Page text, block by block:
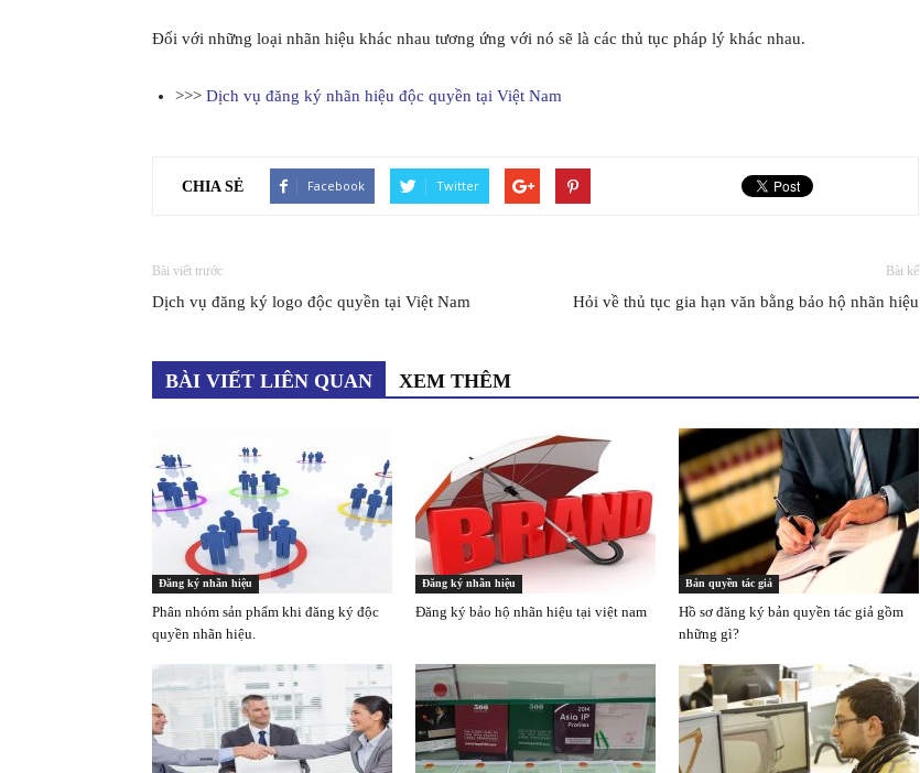
Đối với những loại nhãn hiệu khác nhau tương ứng với nó sẽ là các thủ tục pháp lý khác nhau.
>>> Dịch vụ đăng ký nhãn hiệu độc quyền tại Việt Nam
CHIA SẺ Facebook Twitter
Bài viết trước
Dịch vụ đăng ký logo độc quyền tại Việt Nam
Bài kế
Hỏi về thủ tục gia hạn văn bằng bảo hộ nhãn hiệu
BÀI VIẾT LIÊN QUAN XEM THÊM
Đăng ký nhãn hiệu
​Phân nhóm sản phẩm khi đăng ký độc
quyền nhãn hiệu.
Đăng ký nhãn hiệu
Đăng ký bảo hộ nhãn hiệu tại việt nam
Bản quyền tác giả
Hồ sơ đăng ký bản quyền tác giả gồm
những gì?